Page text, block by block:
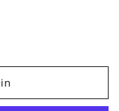
Separett
käymälä